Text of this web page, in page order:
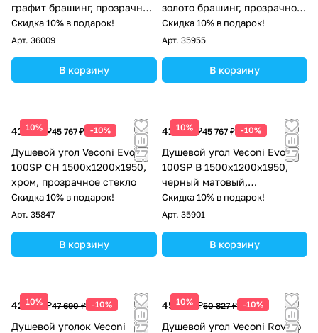
графит брашинг, прозрачное
стекло
Скидка 10% в подарок!
Арт. 36009
В корзину
золото брашинг, прозрачное
стекло
Скидка 10% в подарок!
Арт. 35955
В корзину
10%
41 190 ₽45 767 ₽ -10%
Душевой угол Veconi Evo
100SP CH 1500х1200x1950,
хром, прозрачное стекло
Скидка 10% в подарок!
Арт. 35847
В корзину
10%
41 190 ₽45 767 ₽ -10%
Душевой угол Veconi Evo
100SP B 1500х1200x1950,
черный матовый,
прозрачное стекло
Скидка 10% в подарок!
Арт. 35901
В корзину
10%
42 921 ₽47 690 ₽ -10%
Душевой уголок Veconi
10%
45 744 ₽50 827 ₽ -10%
Душевой угол Veconi Rovigo